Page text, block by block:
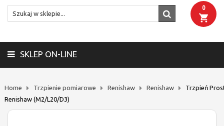
0
SKLEP ON-LINE
Home Trzpienie pomiarowe Renishaw Renishaw
Trzpień
Renishaw (M2/L20/D3)